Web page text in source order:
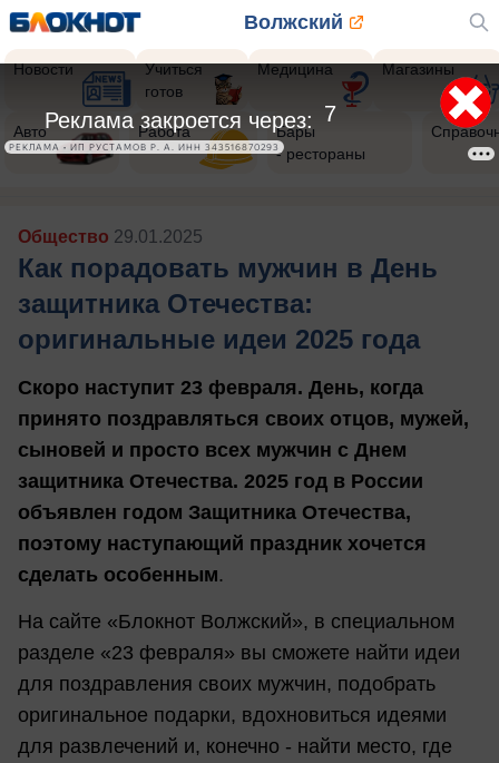
Волжский
Новости
Учиться
готов
Медицина Магазины
Авто Работа
Бары
- рестораны
Общество 29.01.2025
Как порадовать мужчин в День
защитника Отечества:
оригинальные идеи 2025 года
Скоро наступит 23 февраля. День, когда
принято поздравляться своих отцов, мужей,
сыновей и просто всех мужчин с Днем
защитника Отечества. 2025 год в России
объявлен годом Защитника Отечества,
поэтому наступающий праздник хочется
сделать особенным.
На сайте «Блокнот Волжский», в специальном
разделе «23 февраля» вы сможете найти идеи
для поздравления своих мужчин, подобрать
оригинальное подарки, вдохновиться идеями
для развлечений и, конечно - найти место, где
5
Реклама закроется через:
РЕКЛАМА • ИП РУСТАМОВ Р. А. ИНН 343516870293